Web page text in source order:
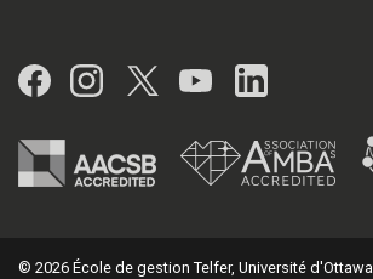
Facebook
Instagram
Twitter
YouTubeLinkedIn
© 2026 École de gestion Telfer, Université d'Ottawa